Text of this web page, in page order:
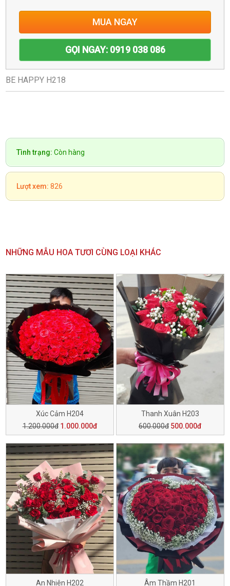
MUA NGAY
GỌI NGAY: 0919 038 086
BE HAPPY H218
Tình trạng: Còn hàng
Lượt xem: 826
NHỮNG MẪU HOA TƯƠI CÙNG LOẠI KHÁC
Xúc Cảm H204
1.200.000đ 1.000.000đ
Thanh Xuân H203
600.000đ 500.000đ
An Nhiên H202
Âm Thầm H201